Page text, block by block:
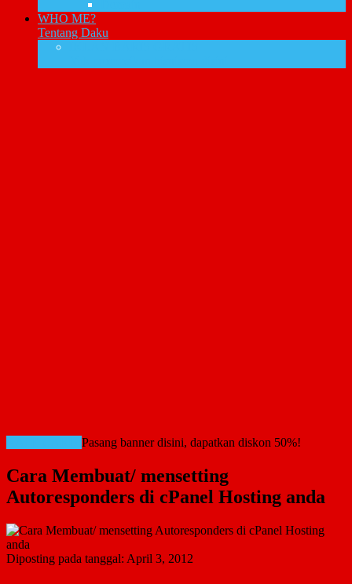
WHO ME?
Tentang Daku
Pasang banner disini, dapatkan diskon 50%!
Cara Membuat/ mensetting
Autoresponders di cPanel Hosting anda
Diposting pada tanggal: April 3, 2012